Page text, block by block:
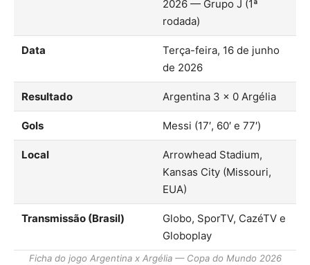
2026 — Grupo J (1ª
rodada)
Data
Terça-feira, 16 de junho
de 2026
Resultado Argentina 3 × 0 Argélia
Gols Messi (17′, 60′ e 77′)
Local
Arrowhead Stadium,
Kansas City (Missouri,
EUA)
Transmissão (Brasil)
Globo, SporTV, CazéTV e
Globoplay
Ficha do jogo Argentina x Argélia — Copa do Mundo 2026